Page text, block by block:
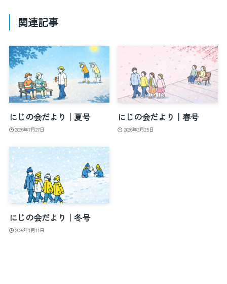
関連記事
にじの会だより｜夏号
2026年7月27日
にじの会だより｜春号
2026年3月25日
にじの会だより｜冬号
2026年1月11日